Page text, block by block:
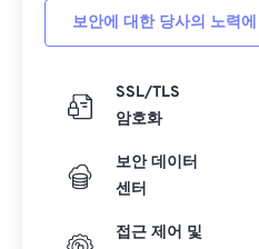
보안에 대한 당사의 노력
SSL/TLS
암호화
보안 데이터
센터
접근 제어 및